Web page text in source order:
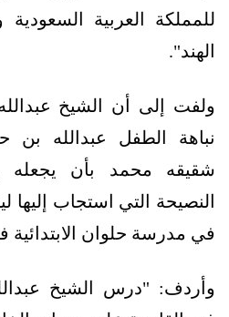
للمملكة العربية
الهند".
ولفت إلى أن الشيخ
نباهة الطفل عبدالله بن
شقيقه محمد بأن يجعله
النصيحة التي استجاب
في مدرسة حلوان الابتدائية في
وأردف: "درس الشيخ